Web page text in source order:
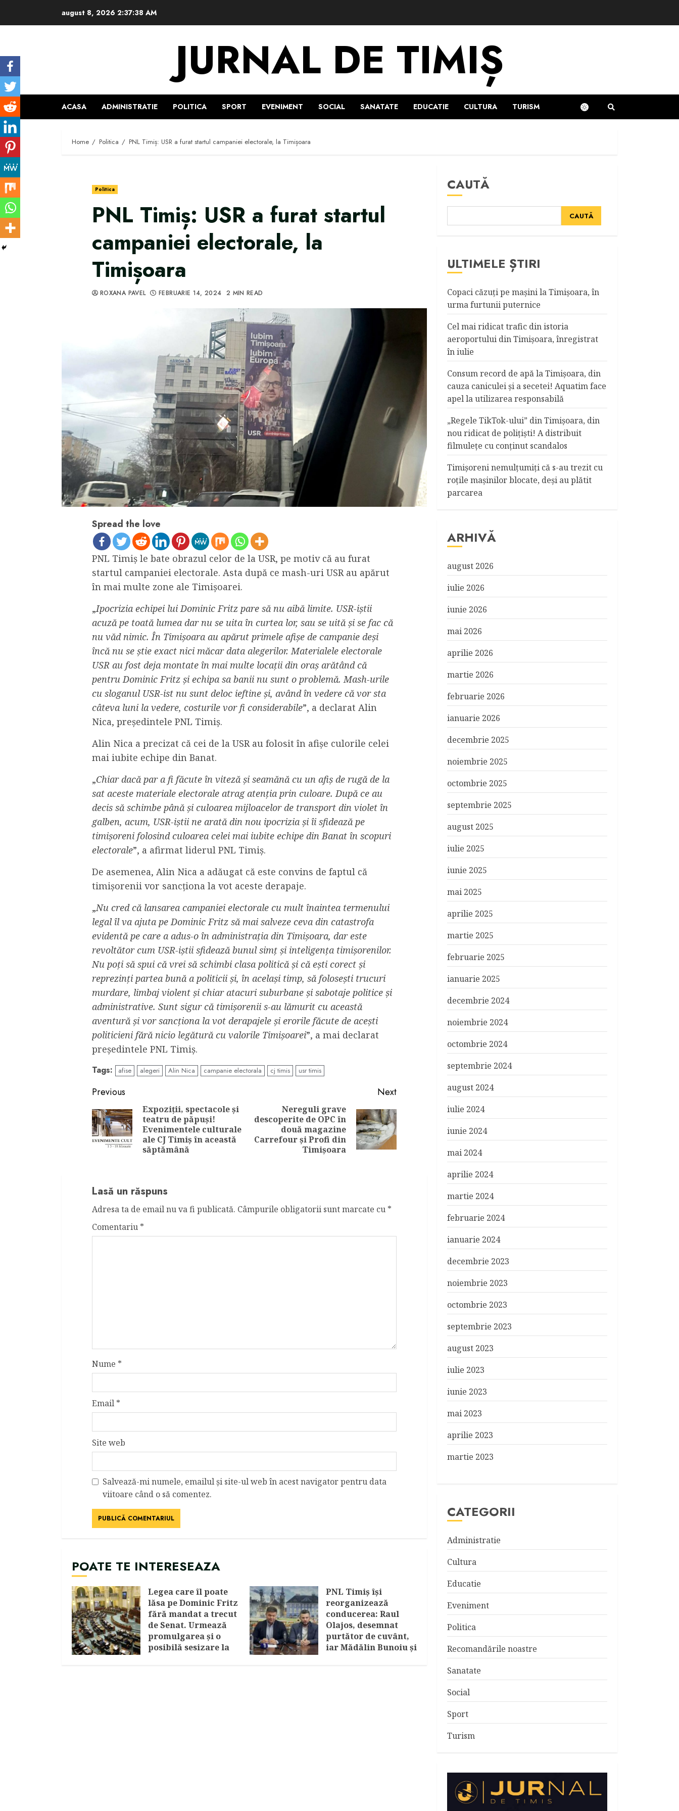
august 8, 2026 2:37:38 AM
JURNAL DE TIMIȘ
ACASA ADMINISTRATIE POLITICA SPORT EVENIMENT SOCIAL SANATATE EDUCATIE CULTURA TURISM
Home Politica PNL Timiș: USR a furat startul campaniei electorale, la Timișoara
Politica
PNL Timiș: USR a furat startul
campaniei electorale, la
Timișoara
ROXANA PAVEL FEBRUARIE 14, 2024 2 MIN READ
Spread the love
PNL Timiș le bate obrazul celor de la USR, pe motiv că au furat
startul campaniei electorale. Asta după ce mash-uri USR au apărut
în mai multe zone ale Timișoarei.
„Ipocrizia echipei lui Dominic Fritz pare să nu aibă limite. USR-iștii
acuză pe toată lumea dar nu se uita în curtea lor, sau se uită și se fac că
nu văd nimic. În Timișoara au apărut primele afișe de campanie deși
încă nu se știe exact nici măcar data alegerilor. Materialele electorale
USR au fost deja montate în mai multe locații din oraș arătând că
pentru Dominic Fritz și echipa sa banii nu sunt o problemă. Mash-urile
cu sloganul USR-ist nu sunt deloc ieftine și, având în vedere că vor sta
câteva luni la vedere, costurile vor fi considerabile”, a declarat Alin
Nica, președintele PNL Timiș.
Alin Nica a precizat că cei de la USR au folosit în afișe culorile celei
mai iubite echipe din Banat.
„Chiar dacă par a fi făcute în viteză și seamănă cu un afiș de rugă de la
sat aceste materiale electorale atrag atenția prin culoare. După ce au
decis să schimbe până și culoarea mijloacelor de transport din violet în
galben, acum, USR-iștii ne arată din nou ipocrizia și îi sfidează pe
timișoreni folosind culoarea celei mai iubite echipe din Banat în scopuri
electorale”, a afirmat liderul PNL Timiș.
De asemenea, Alin Nica a adăugat că este convins de faptul că
timișorenii vor sancționa la vot aceste derapaje.
„Nu cred că lansarea campaniei electorale cu mult înaintea termenului
legal îl va ajuta pe Dominic Fritz să mai salveze ceva din catastrofa
evidentă pe care a adus-o în administrația din Timișoara, dar este
revoltător cum USR-iștii sfidează bunul simț și inteligența timișorenilor.
Nu poți să spui că vrei să schimbi clasa politică și că ești corect și
reprezinți partea bună a politicii și, în același timp, să folosești trucuri
murdare, limbaj violent și chiar atacuri suburbane și sabotaje politice și
administrative. Sunt sigur că timișorenii s-au lămurit cu această
aventură și vor sancționa la vot derapajele și erorile făcute de acești
politicieni fără nicio legătură cu valorile Timișoarei”, a mai declarat
președintele PNL Timiș.
Tags: afise alegeri Alin Nica campanie electorala cj timis usr timis
Continue
Reading
Previous
Previous
post:
Expoziții, spectacole și
teatru de păpuși!
Evenimentele culturale
ale CJ Timiș în această
săptămână
Next
Next
post:
Nereguli grave
descoperite de OPC în
două magazine
Carrefour și Profi din
Timișoara
Lasă un răspuns
Adresa ta de email nu va fi publicată. Câmpurile obligatorii sunt marcate cu *
Comentariu *
Nume *
Email *
Site web
Salvează-mi numele, emailul și site-ul web în acest navigator pentru data
viitoare când o să comentez.
POATE TE INTERESEAZA
Legea care îl poate
lăsa pe Dominic Fritz
fără mandat a trecut
de Senat. Urmează
promulgarea și o
posibilă sesizare la
PNL Timiș își
reorganizează
conducerea: Raul
Olajos, desemnat
purtător de cuvânt,
iar Mădălin Bunoiu și
CAUTĂ
CAUTĂ
ULTIMELE ȘTIRI
Copaci căzuţi pe maşini la Timişoara, în
urma furtunii puternice
Cel mai ridicat trafic din istoria
aeroportului din Timişoara, înregistrat
în iulie
Consum record de apă la Timişoara, din
cauza caniculei şi a secetei! Aquatim face
apel la utilizarea responsabilă
„Regele TikTok-ului” din Timişoara, din
nou ridicat de poliţişti! A distribuit
filmuleţe cu conţinut scandalos
Timişoreni nemulţumiţi că s-au trezit cu
roţile maşinilor blocate, deşi au plătit
parcarea
ARHIVĂ
august 2026
iulie 2026
iunie 2026
mai 2026
aprilie 2026
martie 2026
februarie 2026
ianuarie 2026
decembrie 2025
noiembrie 2025
octombrie 2025
septembrie 2025
august 2025
iulie 2025
iunie 2025
mai 2025
aprilie 2025
martie 2025
februarie 2025
ianuarie 2025
decembrie 2024
noiembrie 2024
octombrie 2024
septembrie 2024
august 2024
iulie 2024
iunie 2024
mai 2024
aprilie 2024
martie 2024
februarie 2024
ianuarie 2024
decembrie 2023
noiembrie 2023
octombrie 2023
septembrie 2023
august 2023
iulie 2023
iunie 2023
mai 2023
aprilie 2023
martie 2023
CATEGORII
Administratie
Cultura
Educatie
Eveniment
Politica
Recomandările noastre
Sanatate
Social
Sport
Turism